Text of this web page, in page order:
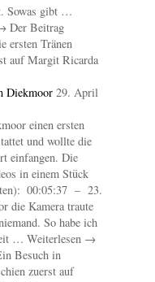
Sowas gibt …
Der Beitrag
ersten Tränen
auf Margit Ricarda
Diekmoor 29. April
einen ersten
und wollte die
einfangen. Die
in einem Stück
00:05:37 – 23.
die Kamera traute
So habe ich
… Weiterlesen →
Besuch in
zuerst auf